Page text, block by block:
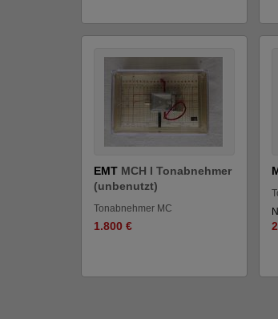
EMT MCH I Tonabnehmer
(unbenutzt)
Tonabnehmer MC
1.800 €